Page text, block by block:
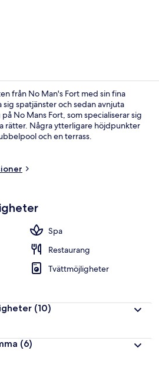
från No Man's Fort med sin fina
sig spatjänster och sedan avnjuta
No Mans Fort, som specialiserar sig
rätter. Några ytterligare höjdpunkter
och en terrass.
Spa
Restaurang
Tvättmöjligheter
(10)
(6)